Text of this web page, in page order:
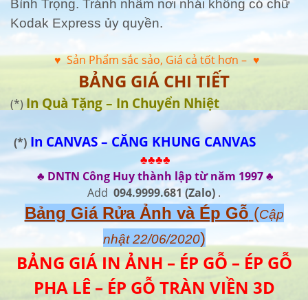
Bình Trọng. Tránh nhầm nơi nhái không có chữ
Kodak Express ủy quyền.
♥ Sản Phẩm sắc sảo, Giá cả tốt hơn – ♥
BẢNG GIÁ CHI TIẾT
(*) In Quà Tặng – In Chuyển Nhiệt
(*) In CANVAS – CĂNG KHUNG CANVAS
♣♣♣♣
♣ DNTN Công Huy thành lập từ năm 1997 ♣
Add 094.9999.681(Zalo) .
Bảng Giá Rửa Ảnh và Ép Gỗ (Cập
nhật 22/06/2020)
BẢNG GIÁ IN ẢNH – ÉP GỖ – ÉP GỖ
PHA LÊ – ÉP GỖ TRÀN VIỀN 3D